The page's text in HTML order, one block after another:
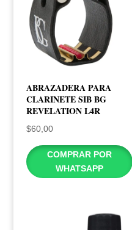
ABRAZADERA PARA
CLARINETE SIB BG
REVELATION L4R
$60,00
COMPRAR POR
WHATSAPP